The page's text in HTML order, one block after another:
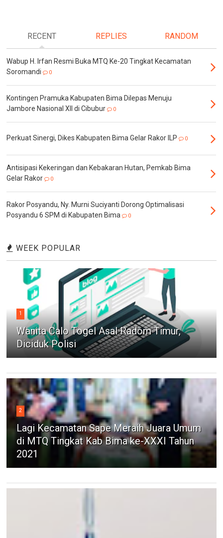
RECENT REPLIES RANDOM
Wabup H. Irfan Resmi Buka MTQ Ke-20 Tingkat Kecamatan
Soromandi
0
Kontingen Pramuka Kabupaten Bima Dilepas Menuju
Jambore Nasional XII di Cibubur
0
Perkuat Sinergi, Dikes Kabupaten Bima Gelar Rakor ILP 0
Antisipasi Kekeringan dan Kebakaran Hutan, Pemkab Bima
Gelar Rakor
0
Rakor Posyandu, Ny. Murni Suciyanti Dorong Optimalisasi
Posyandu 6 SPM di Kabupaten Bima
0
WEEK POPULAR
1
Wanita Calo Togel Asal Radom Timur,
Diciduk Polisi
2
Lagi Kecamatan Sape Meraih Juara Umum
di MTQ Tingkat Kab Bima ke-XXXI Tahun
2021